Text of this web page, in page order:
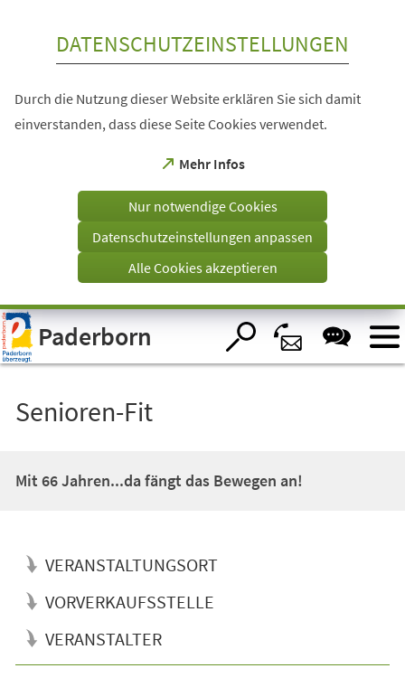
Visuelle
Assistenzsoftware
öffnen.
DATENSCHUTZEINSTELLUNGEN
Durch die Nutzung dieser Website erklären Sie sich damit
einverstanden, dass diese Seite Cookies verwendet.
Mehr Infos
(Öffnet
einem
Tab)
Nur notwendige Cookies
Datenschutzeinstellungen anpassen
Alle Cookies akzeptieren
Paderborn
Senioren-Fit
Mit 66 Jahren...da fängt das Bewegen an!
VERANSTALTUNGSORT
VORVERKAUFSSTELLE
VERANSTALTER